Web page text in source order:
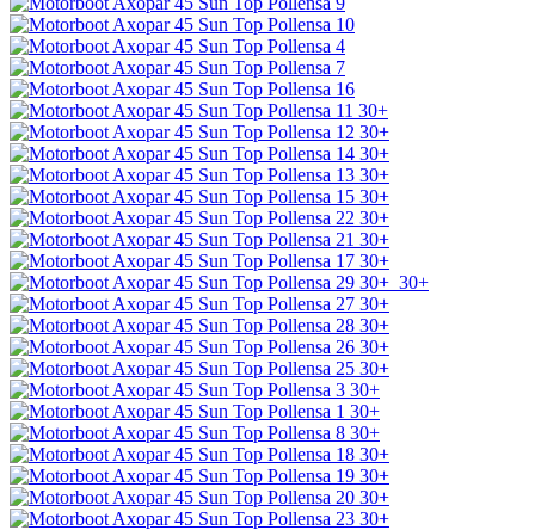
30+
30+
30+
30+
30+
30+
30+
30+
30+ 30+
30+
30+
30+
30+
30+
30+
30+
30+
30+
30+
30+